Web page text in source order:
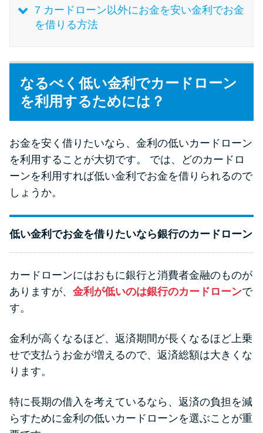
種類・特徴別一覧
その他コラム
今月の家賃払えない…2ヵ月目に
は解決しないと危険な理由と対
処法3つ
家賃払えないが強制退去は避け
たい…市役所に相談より賢い方
街金とは？絶対審査通る？借金
に悩む人へ街金をおすすめしな
質屋でお金を借りるには？年利
未成年でもお金を借りられる？
る？
7カードローン以外にお金を安い金利でお金
を借りる方法
なるべく低い金利でカードローン
を利用するためには？
お金を安く借りたいなら、金利の低いカードローン
を利用することが大切です。 では、どのカードロ
ーンを利用すれば低い金利でお金を借りられるので
しょうか。
低い金利でお金を借りたいなら銀行のカードローン
カードローンにはおもに銀行と消費者金融のものが
ありますが、 金利が低いのは銀行のカードローンで
す。
金利が高くなるほど、返済期間が長くなるほど上乗
せで支払うお金が増えるので、返済総額は大きくな
ります。
特に長期の借入を考えているなら、返済の負担を減
らすために金利の低いカードローンを選ぶことが重